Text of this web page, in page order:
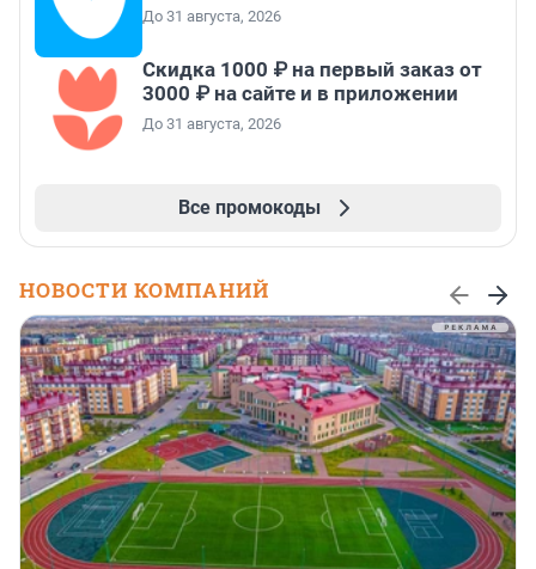
До 31 августа, 2026
Скидка 1000 ₽ на первый заказ от
3000 ₽ на сайте и в приложении
До 31 августа, 2026
Все промокоды
НОВОСТИ КОМПАНИЙ